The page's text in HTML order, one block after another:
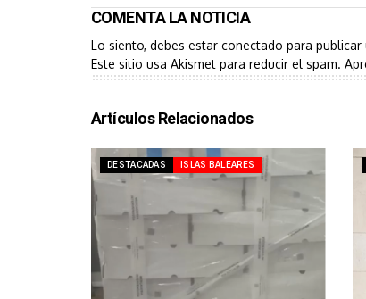
COMENTA LA NOTICIA
Lo siento, debes estar conectado para publicar
Este sitio usa Akismet para reducir el spam.
Artículos Relacionados
DESTACADAS ISLAS BALEARES